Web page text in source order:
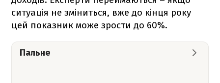
ситуація не зміниться, вже до кінця року
цей показник може зрости до 60%.
Пальне